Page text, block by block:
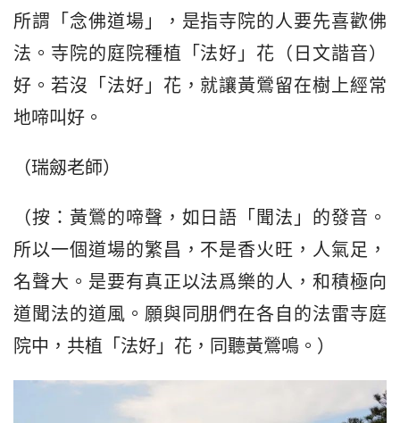
所謂「念佛道場」，是指寺院的人要先喜歡佛
法。寺院的庭院種植「法好」花（日文諧音）
好。若沒「法好」花，就讓黃鶯留在樹上經常
地啼叫好。
（瑞劔老師）
（按：黃鶯的啼聲，如日語「聞法」的發音。
所以一個道場的繁昌，不是香火旺，人氣足，
名聲大。是要有真正以法爲樂的人，和積極向
道聞法的道風。願與同朋們在各自的法雷寺庭
院中，共植「法好」花，同聽黃鶯鳴。）